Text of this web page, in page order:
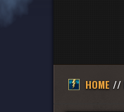
HOME //